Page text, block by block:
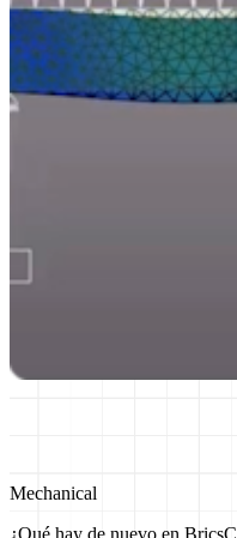
Mechanical
¿Qué hay de nuevo en